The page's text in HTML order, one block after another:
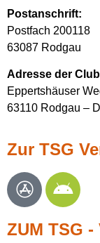
Postanschrift:
Postfach 200118
63087 Rodgau
Adresse der
Eppertshäuser
63110 Rodgau –
Zur TSG
ZUM TSG